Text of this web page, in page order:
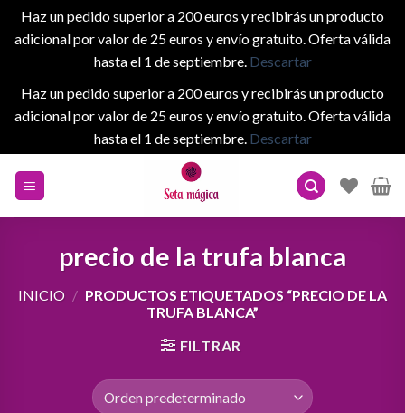
Haz un pedido superior a 200 euros y recibirás un producto
adicional por valor de 25 euros y envío gratuito. Oferta válida
hasta el 1 de septiembre. Descartar
Haz un pedido superior a 200 euros y recibirás un producto
adicional por valor de 25 euros y envío gratuito. Oferta válida
hasta el 1 de septiembre. Descartar
precio de la trufa blanca
INICIO / PRODUCTOS ETIQUETADOS “PRECIO DE LA
TRUFA BLANCA”
FILTRAR